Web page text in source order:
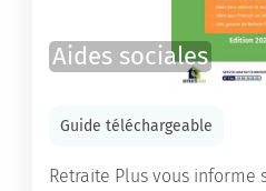
Aides sociales
Guide téléchargeable
Retraite Plus vous informe